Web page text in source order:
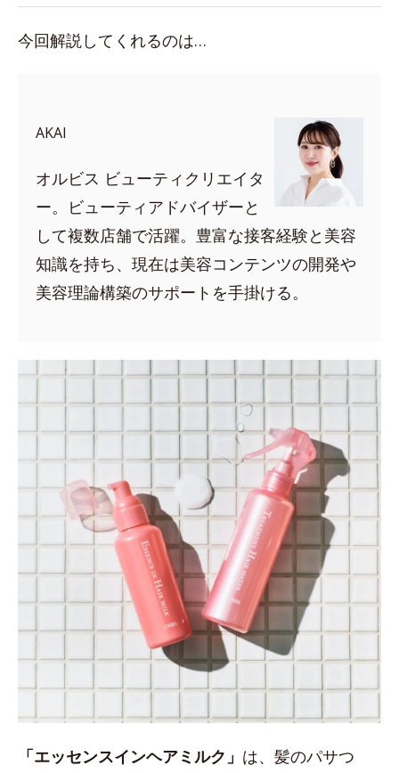
今回解説してくれるのは…
AKAI
オルビス ビューティクリエイタ
ー。ビューティアドバイザーと
して複数店舗で活躍。豊富な接客経験と美容
知識を持ち、現在は美容コンテンツの開発や
美容理論構築のサポートを手掛ける。
「エッセンスインヘアミルク」 は、髪のパサつ